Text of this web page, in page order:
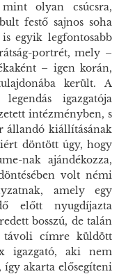
olyan csúcsra,
festő sajnos soha
egyik legfontosabb
portrét, mely –
– igen korán,
került. A
igazgatója
intézményben, s
állandó kiállításának
döntött úgy, hogy
nak ajándékozza,
volt némi
amely egy
előtt nyugdíjazta
bosszú, de talán
távoli címre küldött
igazgató, aki nem
akarta elősegíteni